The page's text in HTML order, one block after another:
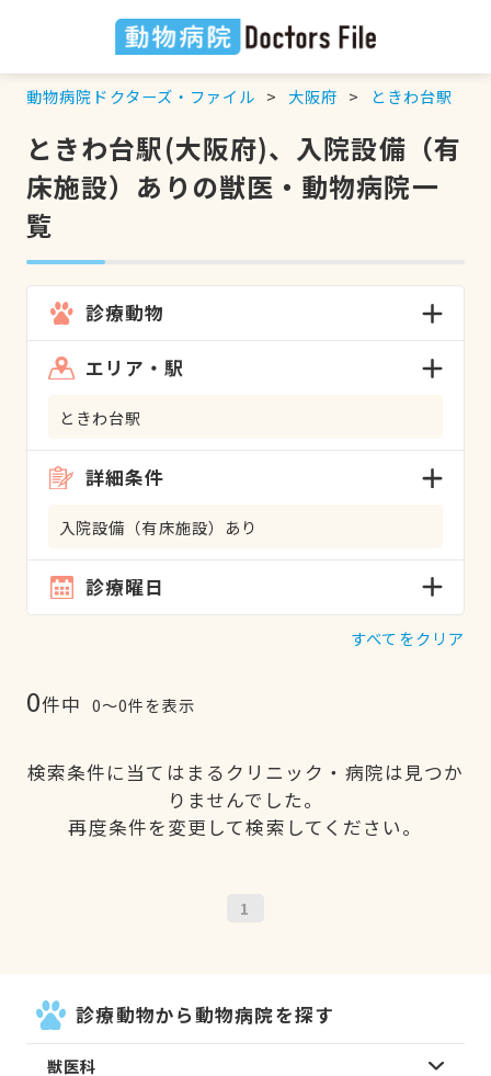
動物病院ドクターズ・ファイル 大阪府 ときわ台駅
ときわ台駅(大阪府)、入院設備（有
床施設）ありの獣医・動物病院一
覧
診療動物
エリア・駅
ときわ台駅
詳細条件
入院設備（有床施設）あり
診療曜日
すべてをクリア
0件中 0〜0件を表示
検索条件に当てはまるクリニック・病院は見つか
りませんでした。
再度条件を変更して検索してください。
1
診療動物から動物病院を探す
獣医科